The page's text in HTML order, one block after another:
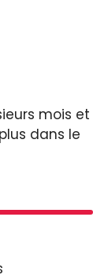
mois et
dans le